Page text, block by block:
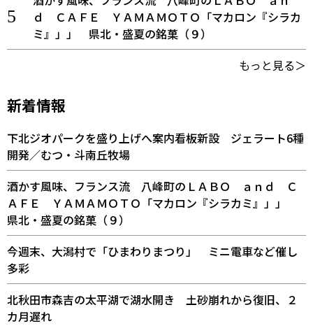
ｄ ＣＡＦＥ ＹＡＭＡＭＯＴＯ「マカロン『シラカ
ミ』」」 県北・盛夏の銘菓（９）
もっと見る＞
新着情報
下北ジオパークを盛り上げへ案内看板新設 ジェラート6種
開発／むつ・斗南丘牧場
酒かす風味、フランス流 八峰町のＬＡＢＯ ａｎｄ Ｃ
ＡＦＥ ＹＡＭＡＭＯＴＯ「マカロン『シラカミ』」」
県北・盛夏の銘菓（９）
今週末、大潟村で「ひまわりまつり」 ミニ電車など催し
多彩
北秋田市森吉の太平湖で湖水開き 土砂崩れから復旧、２
カ月遅れ